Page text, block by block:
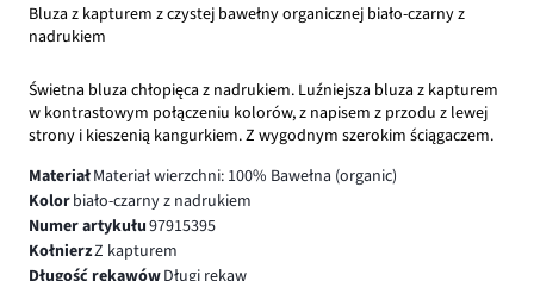
Bluza z kapturem z czystej bawełny organicznej biało-czarny z
nadrukiem
Świetna bluza chłopięca z nadrukiem. Luźniejsza bluza z kapturem
w kontrastowym połączeniu kolorów, z napisem z przodu z lewej
strony i kieszenią kangurkiem. Z wygodnym szerokim ściągaczem.
MateriałMateriał wierzchni: 100% Bawełna (organic)
Kolorbiało-czarny z nadrukiem
Numer artykułu97915395
KołnierzZ kapturem
Długość rękawówDługi rękaw